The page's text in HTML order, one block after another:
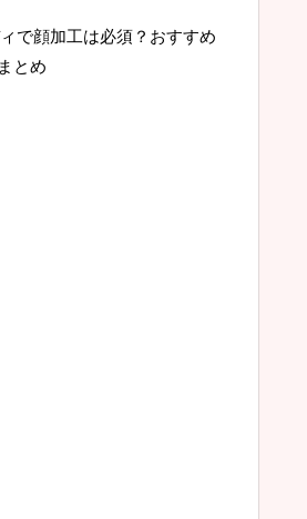
で顔加工は必須？おすすめ
とめ